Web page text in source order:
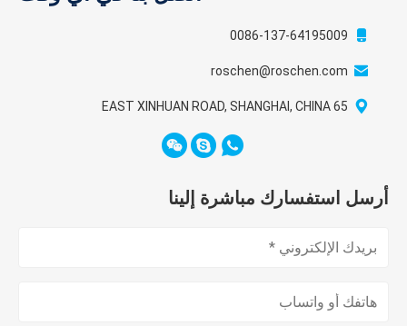
0086-137-64195009
roschen@roschen.com
65 EAST XINHUAN ROAD, SHANGHAI, CHINA
أرسل استفسارك مباشرة إلينا